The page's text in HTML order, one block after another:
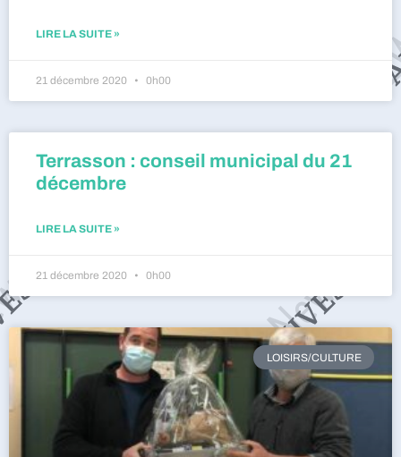
LIRE LA SUITE »
21 décembre 2020 0h00
Terrasson : conseil municipal du 21
décembre
LIRE LA SUITE »
21 décembre 2020 0h00
LOISIRS/CULTURE